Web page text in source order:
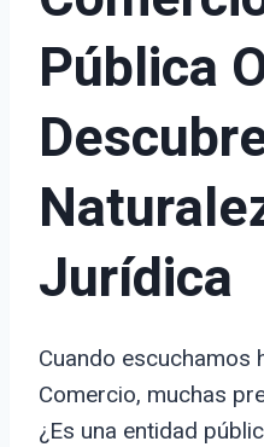
Pública
Jurídica
Cuando escuchamos
Comercio, muchas
¿Es una entidad